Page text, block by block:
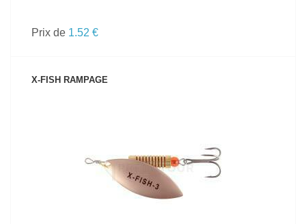
Prix de 1.52 €
X-FISH RAMPAGE